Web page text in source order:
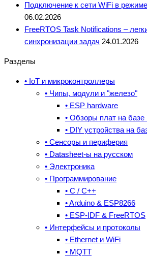
Подключение к сети WiFi в
06.02.2026
FreeRTOS Task Notifications –
синхронизации задач 24.01.2026
Разделы
• IoT и микроконтроллеры
• Чипы, модули и "железо"
• ESP hardware
• Обзоры плат на базе
• DIY устройства на
• Сенсоры и периферия
• Datasheet-ы на русском
• Электроника
• Программирование
• C / C++
• Arduino & ESP8266
• ESP-IDF & FreeRTOS
• Интерфейсы и протоколы
• Ethernet и WiFi
• MQTT